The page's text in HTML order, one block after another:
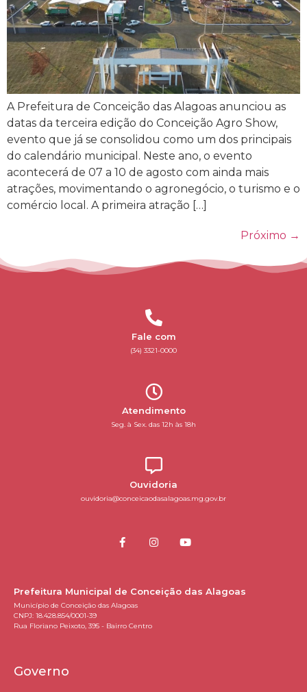
A Prefeitura de Conceição das Alagoas anunciou as
datas da terceira edição do Conceição Agro Show,
evento que já se consolidou como um dos principais
do calendário municipal. Neste ano, o evento
acontecerá de 07 a 10 de agosto com ainda mais
atrações, movimentando o agronegócio, o turismo e o
comércio local. A primeira atração […]
Próximo →
Fale com
(34) 3321-0000
Atendimento
Seg. à Sex. das 12h às 18h
Ouvidoria
ouvidoria@conceicaodasalagoas.mg.gov.br
Prefeitura Municipal de Conceição das Alagoas
Município de Conceição das Alagoas
CNPJ: 18.428.854/0001-39
Rua Floriano Peixoto, 395 - Bairro Centro
Governo